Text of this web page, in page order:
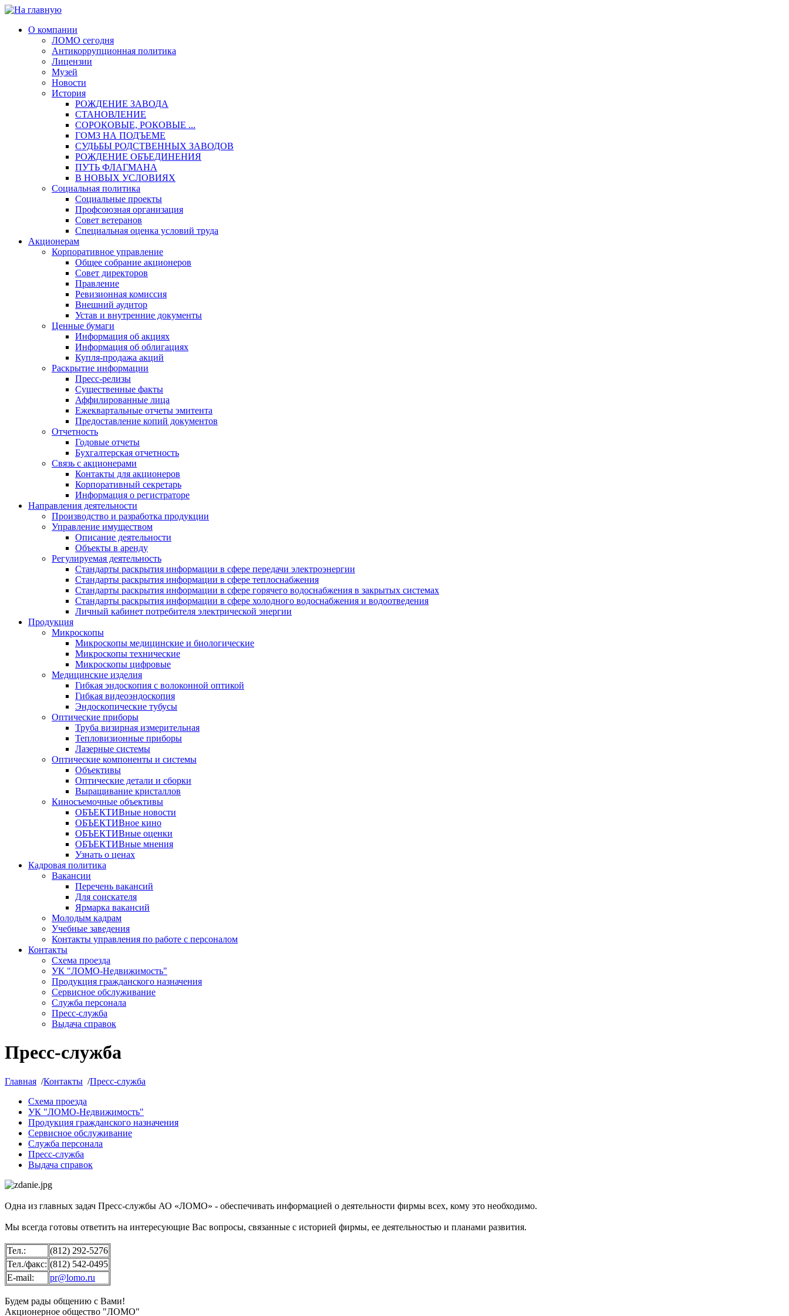
О компании
ЛОМО сегодня
Антикоррупционная политика
Лицензии
Музей
Новости
История
РОЖДЕНИЕ ЗАВОДА
СТАНОВЛЕНИЕ
СОРОКОВЫЕ, РОКОВЫЕ ...
ГОМЗ НА ПОДЪЕМЕ
СУДЬБЫ РОДСТВЕННЫХ ЗАВОДОВ
РОЖДЕНИЕ ОБЪЕДИНЕНИЯ
ПУТЬ ФЛАГМАНА
В НОВЫХ УСЛОВИЯХ
Социальная политика
Социальные проекты
Профсоюзная организация
Совет ветеранов
Специальная оценка условий труда
Акционерам
Корпоративное управление
Общее собрание акционеров
Совет директоров
Правление
Ревизионная комиссия
Внешний аудитор
Устав и внутренние документы
Ценные бумаги
Информация об акциях
Информация об облигациях
Купля-продажа акций
Раскрытие информации
Пресс-релизы
Существенные факты
Аффилированные лица
Ежеквартальные отчеты эмитента
Предоставление копий документов
Отчетность
Годовые отчеты
Бухгалтерская отчетность
Связь с акционерами
Контакты для акционеров
Корпоративный секретарь
Информация о регистраторе
Направления деятельности
Производство и разработка продукции
Управление имуществом
Описание деятельности
Объекты в аренду
Регулируемая деятельность
Стандарты раскрытия информации в сфере передачи электроэнергии
Стандарты раскрытия информации в сфере теплоснабжения
Стандарты раскрытия информации в сфере горячего водоснабжения в закрытых системах
Стандарты раскрытия информации в сфере холодного водоснабжения и водоотведения
Личный кабинет потребителя электрической энергии
Продукция
Микроскопы
Микроскопы медицинские и биологические
Микроскопы технические
Микроскопы цифровые
Медицинские изделия
Гибкая эндоскопия с волоконной оптикой
Гибкая видеоэндоскопия
Эндоскопические тубусы
Оптические приборы
Труба визирная измерительная
Тепловизионные приборы
Лазерные системы
Оптические компоненты и системы
Объективы
Оптические детали и сборки
Выращивание кристаллов
Киносъемочные объективы
ОБЪЕКТИВные новости
ОБЪЕКТИВное кино
ОБЪЕКТИВные оценки
ОБЪЕКТИВные мнения
Узнать о ценах
Кадровая политика
Вакансии
Перечень вакансий
Для соискателя
Ярмарка вакансий
Молодым кадрам
Учебные заведения
Контакты управления по работе с персоналом
Контакты
Схема проезда
УК "ЛОМО-Недвижимость"
Продукция гражданского назначения
Сервисное обслуживание
Служба персонала
Пресс-служба
Выдача справок
Пресс-служба
Главная /Контакты /Пресс-служба
Схема проезда
УК "ЛОМО-Недвижимость"
Продукция гражданского назначения
Сервисное обслуживание
Служба персонала
Пресс-служба
Выдача справок
Одна из главных задач Пресс-службы АО «ЛОМО» - обеспечивать информацией о деятельности фирмы всех, кому это необходимо.
Мы всегда готовы ответить на интересующие Вас вопросы, связанные с историей фирмы, ее деятельностью и планами развития.
Тел.:
(812) 292-5276
Тел./факс: (812) 542-0495
E-mail:
pr@lomo.ru
Будем рады общению с Вами!
Акционерное общество "ЛОМО"